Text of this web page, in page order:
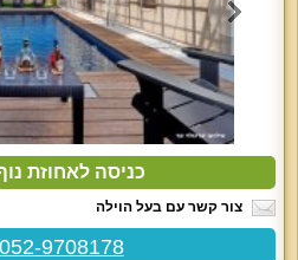
כניסה לאחוזת
צור קשר עם בעל הוילה
052-9708178 - יקיר